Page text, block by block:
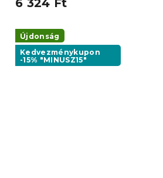
6 324 Ft
Újdonság
Kedvezménykupon
-15% "MINUSZ15"